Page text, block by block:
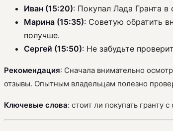
Иван (15:20): Покупал Лада Гранта в
Марина (15:35): Советую обратить
получше.
Сергей (15:50): Не забудьте
Рекомендация: Сначала внимательно
отзывы. Опытным владельцам полезно
Ключевые слова: стоит ли покупать гранту